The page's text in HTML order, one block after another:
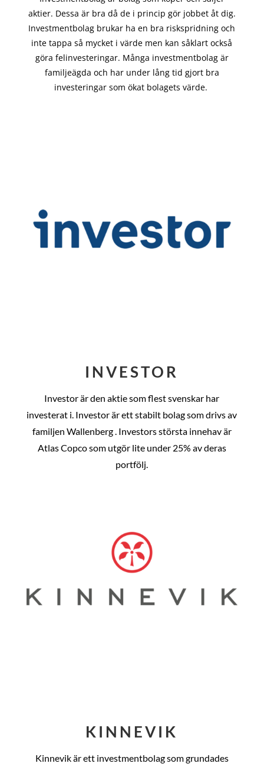
aktier. Dessa är bra då de i princip görjobbet åt dig.
Investmentbolag brukar ha en bra riskspridning och
inte tappa så mycket i värde men kan såklart också
göra felinvesteringar. Många investmentbolag är
familjeägda och har under lång tid gjort bra
investeringar som ökat bolagets värde.
INVESTOR
Investor är den aktie som flest svenskar har
investerat i. Investor är ett stabilt bolag som drivs av
familjen Wallenberg . Investors största innehav är
Atlas Copco som utgör lite under 25% av deras
portfölj.
KINNEVIK
Kinnevik är ett investmentbolag som grundades